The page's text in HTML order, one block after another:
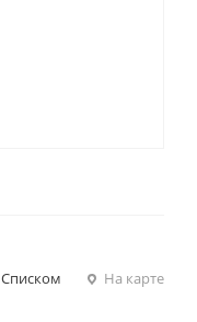
Списком На карте